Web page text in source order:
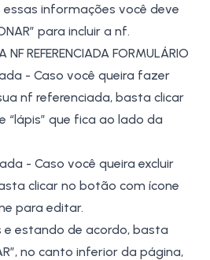
informações você deve
para incluir a nf.
REFERENCIADA FORMULÁRIO
- Caso você queira fazer
nf referenciada, basta clicar
“lápis” que fica ao lado da
- Caso você queira excluir
clicar no botão com ícone
para editar.
e estando de acordo, basta
no canto inferior da página,